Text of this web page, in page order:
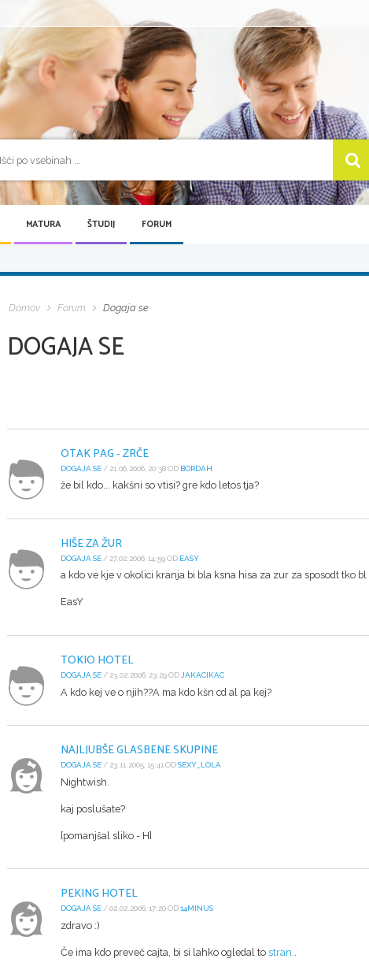
MATURA ŠTUDIJ FORUM
Domov Forum Dogaja se
DOGAJA SE
OTAK PAG - ZRČE
DOGAJA SE / 21.06.2006, 20:38 OD BORDAH
že bil kdo... kakšni so vtisi? gre kdo letos tja?
HIŠE ZA ŽUR
DOGAJA SE / 27.02.2006, 14:59 OD EASY
a kdo ve kje v okolici kranja bi bla ksna hisa za zur za sposodt tko bl
EasY
TOKIO HOTEL
DOGAJA SE/ 23.02.2006, 23:29 ODJAKACIKAC
A kdo kej ve o njih??A ma kdo kšn cd al pa kej?
NAJLJUBŠE GLASBENE SKUPINE
DOGAJA SE/ 23.11.2005, 15:41 ODSEXY_LOLA
Nightwish.
kaj poslušate?
[pomanjšal sliko - H]
PEKING HOTEL
DOGAJA SE/ 02.02.2006, 17:20 OD14MINUS
zdravo :)
Če ima kdo preveč cajta, bi si lahko ogledal tostran.